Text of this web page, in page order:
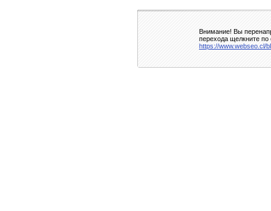
Внимание! Вы
перехода щелкните по
https://www.webseo.cl/